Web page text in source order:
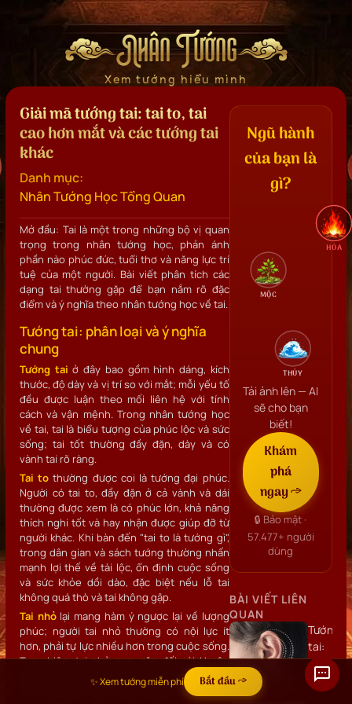
Nhân Tướng
Xem tướng hiểu mình
Giải mã tướng tai: tai to, tai
cao hơn mắt và các tướng tai
khác
Danh mục:
Nhân Tướng Học Tổng Quan
Mở đầu: Tai là một trong những bộ vị quan
trọng trong nhân tướng học, phản ánh
phần nào phúc đức, tuổi thơ và năng lực trí
tuệ của một người. Bài viết phân tích các
dạng tai thường gặp để bạn nắm rõ đặc
điểm và ý nghĩa theo nhân tướng học về tai.
Tướng tai: phân loại và ý nghĩa
chung
Tướng tai ở đây bao gồm hình dáng, kích
thước, độ dày và vị trí so với mắt; mỗi yếu tố
đều được luận theo mối liên hệ với tính
cách và vận mệnh. Trong nhân tướng học
về tai, tai là biểu tượng của phúc lộc và sức
sống; tai tốt thường đầy đặn, dày và có
vành tai rõ ràng.
Tai to thường được coi là tướng đại phúc.
Người có tai to, đầy đặn ở cả vành và dái
thường được xem là có phúc lớn, khả năng
thích nghi tốt và hay nhận được giúp đỡ từ
người khác. Khi bàn đến "tai to là tướng gì",
trong dân gian và sách tướng thường nhấn
mạnh lợi thế về tài lộc, ổn định cuộc sống
và sức khỏe dồi dào, đặc biệt nếu lỗ tai
không quá thò và tai không gập.
Tai nhỏlại mang hàm ý ngược lại về lượng
phúc; người tai nhỏ thường có nội lực ít
hơn, phải tự lực nhiều hơn trong cuộc sống.
Tuy nhiên, tai nhỏ gọn, cân đối với khuôn
mặt có thể cho thấy tính tiết kiệm, tinh tế và
khả năng tập trung nghề nghiệp cao; do đó
Ngũ hành
của bạn là
gì?
HỎA
THỦY
MỘC
Tải ảnh lên — AI
sẽ cho bạn
biết!
Khám
phá
ngay →
🔒 Bảo mật ·
57.477+ người
dùng
BÀI VIẾT LIÊN
QUAN
Tướng
tai:
Hình
dáng,
vị trí,
✨ Xem tướng miễn phí Bắt đầu →